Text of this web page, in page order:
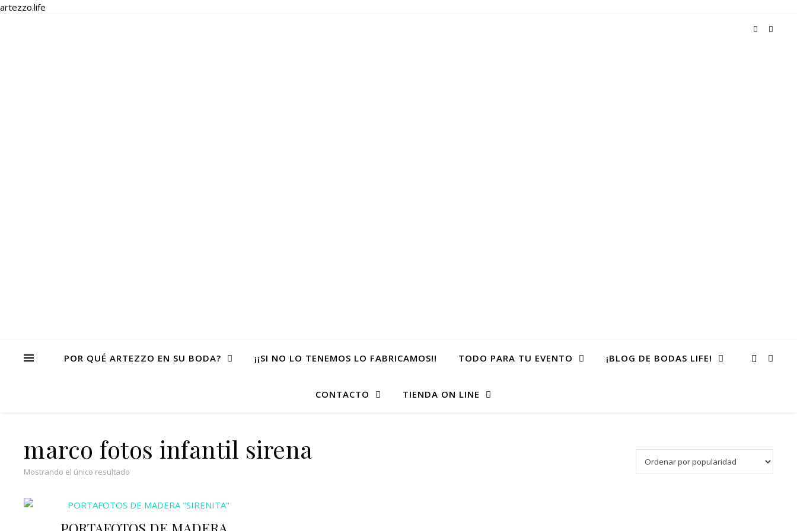
artezzo.life
POR QUÉ ARTEZZO EN SU BODA? ¡¡SI NO LO TENEMOS LO FABRICAMOS!! TODO PARA TU EVENTO ¡BLOG DE BODAS LIFE!
CONTACTO TIENDA ON LINE
marco fotos infantil sirena
Mostrando el único resultado